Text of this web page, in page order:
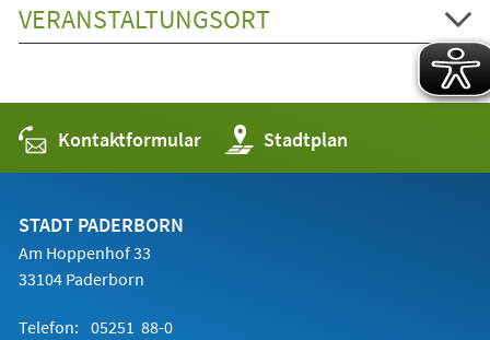
VERANSTALTUNGSORT
Kontaktformular Stadtplan
(Öffnet
in
einem
STADT PADERBORN
Am Hoppenhof 33
33104 Paderborn
Telefon: 05251 88-0